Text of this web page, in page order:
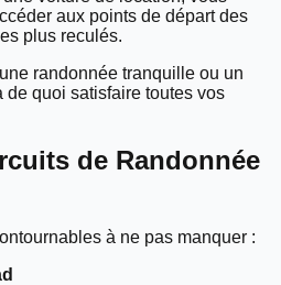
aux points de départ des
plus reculés.
randonnée tranquille ou un
de quoi satisfaire toutes vos
de Randonnée
à ne pas manquer :